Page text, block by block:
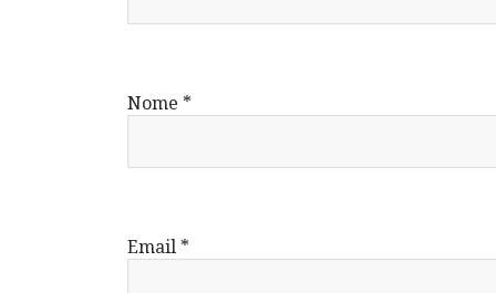
Nome *
Email *